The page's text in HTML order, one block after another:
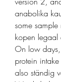
anabolika
some
kopen
On low
protein
also ständig